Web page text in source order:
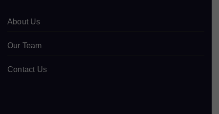
About Us
Our Team
Contact Us